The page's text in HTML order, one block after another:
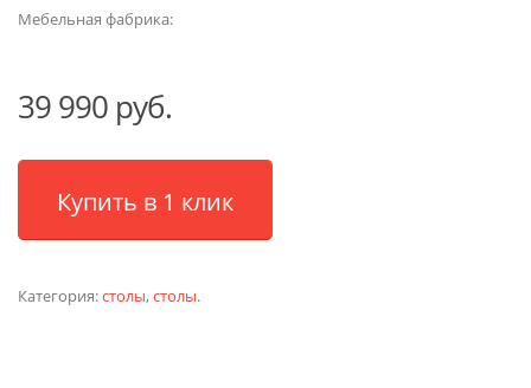
Мебельная фабрика:
39 990 руб.
Купить в 1 клик
Категория:столы,столы.